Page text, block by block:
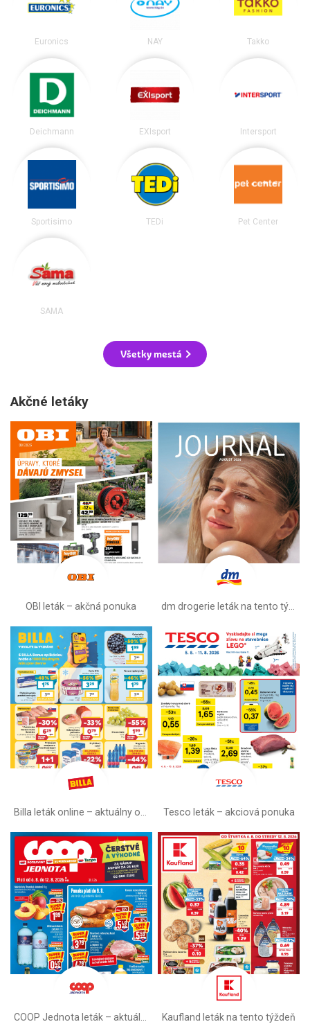
Euronics NAY Takko
Deichmann EXIsport Intersport
Sportisimo TEDi Pet Center
SAMA
Všetky mestá
Akčné letáky
OBI leták –⁠ akčná ponuka dm drogerie leták na tento týždeň
Tesco leták – akciová ponuka
Kaufland leták na tento týždeň